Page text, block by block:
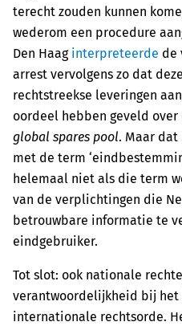
terecht zouden kunnen
wederom een procedure
Den Haag interpreteerde de
arrest vervolgens zo dat
rechtstreekse leveringen
oordeel hebben geveld
global spares pool. Maar
met de term
helemaal niet als die term
van de verplichtingen die
betrouwbare informatie te
eindgebruiker.
Tot slot: ook nationale
verantwoordelijkheid bij het
internationale rechtsorde.